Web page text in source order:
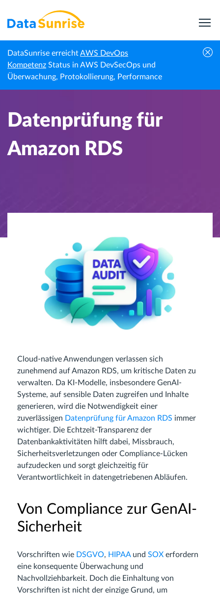
DataSunrise erreichtAWS DevOps
Kompetenz Status in AWS DevSecOps und
Überwachung, Protokollierung, Performance
Startseite Wissenszentrum Datenprüfung für Amazon RDS
Datenprüfung für
Amazon RDS
Cloud-native Anwendungen verlassen sich
zunehmend auf Amazon RDS, um kritische Daten zu
verwalten. Da KI-Modelle, insbesondere GenAI-
Systeme, auf sensible Daten zugreifen und Inhalte
generieren, wird die Notwendigkeit einer
zuverlässigen Datenprüfung für Amazon RDS immer
wichtiger. Die Echtzeit-Transparenz der
Datenbankaktivitäten hilft dabei, Missbrauch,
Sicherheitsverletzungen oder Compliance-Lücken
aufzudecken und sorgt gleichzeitig für
Verantwortlichkeit in datengetriebenen Abläufen.
Von Compliance zur GenAI-
Sicherheit
Vorschriften wie DSGVO, HIPAAund SOX erfordern
eine konsequente Überwachung und
Nachvollziehbarkeit. Doch die Einhaltung von
Vorschriften ist nicht der einzige Grund, um